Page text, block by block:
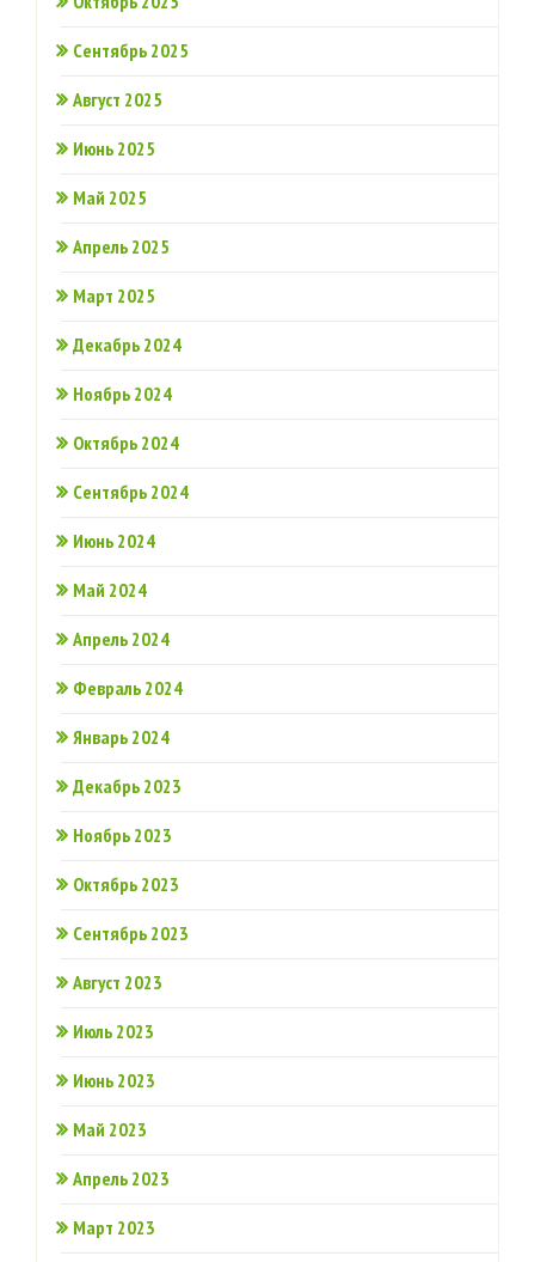
Сентябрь 2025
Август 2025
Июнь 2025
Май 2025
Апрель 2025
Март 2025
Декабрь 2024
Ноябрь 2024
Октябрь 2024
Сентябрь 2024
Июнь 2024
Май 2024
Апрель 2024
Февраль 2024
Январь 2024
Декабрь 2023
Ноябрь 2023
Октябрь 2023
Сентябрь 2023
Август 2023
Июль 2023
Июнь 2023
Май 2023
Апрель 2023
Март 2023